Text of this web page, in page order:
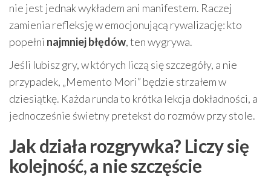
nie jest jednak wykładem ani manifestem. Raczej
zamienia refleksję w emocjonującą rywalizację: kto
popełni najmniej błędów, ten wygrywa.
Jeśli lubisz gry, w których liczą się szczegóły, a nie
przypadek, „Memento Mori” będzie strzałem w
dziesiątkę. Każda runda to krótka lekcja dokładności, a
jednocześnie świetny pretekst do rozmów przy stole.
Jak działa rozgrywka? Liczy się
kolejność, a nie szczęście